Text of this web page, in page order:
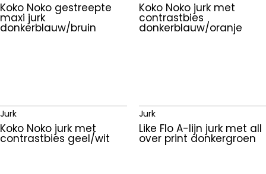
Sweatshort
T-shirt
Vest
Zwemshort
Koko Noko gestreepte
maxi jurk
donkerblauw/bruin
Koko Noko jurk met
contrastbies
donkerblauw/oranje
Jurk
Koko Noko jurk met
contrastbies geel/wit
Jurk
Like Flo A-lijn jurk met all
over print donkergroen